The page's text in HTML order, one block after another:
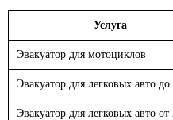
Услуга
Эвакуатор для мотоциклов
Эвакуатор для легковых авто до
Эвакуатор для легковых авто от